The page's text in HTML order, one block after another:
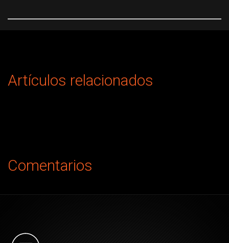
Artículos relacionados
Comentarios